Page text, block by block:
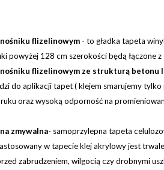
flizelinowym - to gładka tapeta
powyżej 128 cm szerokości będą łączone
flizelinowym ze strukturą betonu
do aplikacji tapet ( klejem smarujemy
oraz wysoką odporność na
zmywalna- samoprzylepna tapeta
w tapecie klej akrylowy jest
zabrudzeniem, wilgocią czy drobnymi